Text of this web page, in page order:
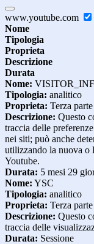
www.youtube.com
Nome
Tipologia
Proprieta
Descrizione
Durata
Nome:
Tipologia: analitico
Proprieta: Terza parte
Descrizione: Questo
traccia delle
nei siti; può anche
utilizzando la nuova o
Youtube.
Durata: 5 mesi 29
Nome: YSC
Tipologia: analitico
Proprieta: Terza parte
Descrizione: Questo
traccia delle
Durata: Sessione